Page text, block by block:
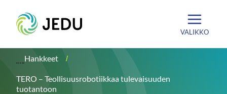
sisältöön
Etusivu
VALIKKO
Hankkeet
TERO – Teollisuusrobotiikkaa tulevaisuuden
tuotantoon